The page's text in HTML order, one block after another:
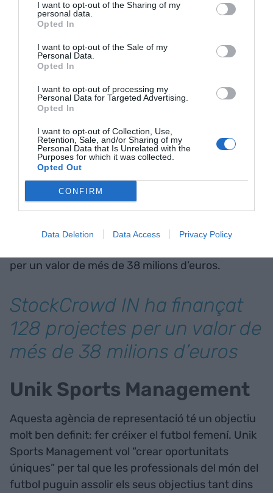
I want to opt-out of the Sharing of my
personal data.
Opted In
I want to opt-out of the Sale of my
Personal Data.
Opted In
I want to opt-out of processing my
Personal Data for Targeted Advertising.
Opted In
I want to opt-out of Collection, Use,
Retention, Sale, and/or Sharing of my
Personal Data that Is Unrelated with the
Purposes for which it was collected.
Opted Out
CONFIRM
Data Deletion Data Access Privacy Policy
uneix la seva passió per la moda amb el seu
compromís pel medi ambient.
StockCrowd IN
StockCrowd IN connecta els inversors amb les
immobiliàries més consolidades del sector. La
iniciativa és el resultat de la primera fusió de dues
plataformes de préstec entre particulars
crowdlending
Nacional del Mercat de Valors (CNMV) que s'ha fet
a l’Estat i, actualment, ofereix dues línies de
finançament de promocions immobiliàries. Fins
per un valor de més de 38 milions d’euros.
StockCrowd IN ha finançat
128 projectes per un valor de
més de 38 milions d’euros
Unik Sports Management
Aquesta agència de representació té un objectiu
molt ben definit: fer créixer el futbol femení. Unik
Sports Management vol “crear oportunitats
úniques” per tal que les professionals del món del
futbol puguin assolir els seus objectius tant dins